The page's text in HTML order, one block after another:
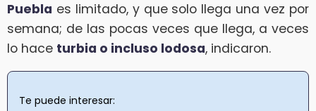
Puebla es limitado, y que solo llega una vez por
semana; de las pocas veces que llega, a veces
lo hace turbia o incluso lodosa, indicaron.
Te puede interesar: